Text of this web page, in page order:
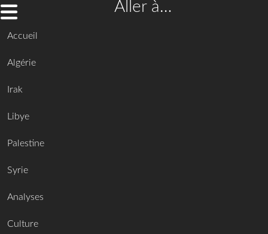
Aller à…
Accueil
Algérie
Irak
Libye
Palestine
Syrie
Analyses
Culture